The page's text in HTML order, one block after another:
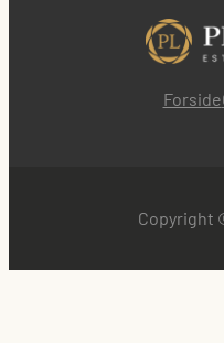
Forside
Copyright